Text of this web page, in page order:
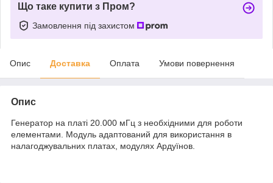
Що таке купити з Пром?
Замовлення під захистом
Опис Доставка Оплата Умови повернення
Опис
Генератор на платі 20.000 мГц з необхідними для роботи
елементами. Модуль адаптований для використання в
налагоджувальних платах, модулях Ардуїнов.